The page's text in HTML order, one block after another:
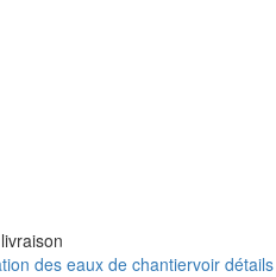
des eaux de chantiervoir détails